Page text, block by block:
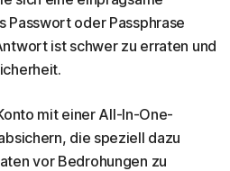
oder Passphrase
ist schwer zu erraten und
mit einer All-In-One-
die speziell dazu
vor Bedrohungen zu